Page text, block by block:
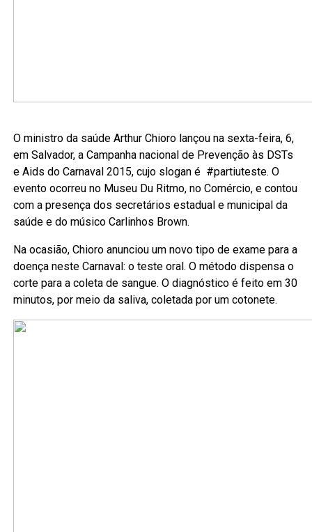
O ministro da saúde Arthur Chioro lançou na sexta-feira, 6,
em Salvador, a Campanha nacional de Prevenção às DSTs
e Aids do Carnaval 2015, cujo slogan é #partiuteste. O
evento ocorreu no Museu Du Ritmo, no Comércio, e contou
com a presença dos secretários estadual e municipal da
saúde e do músico Carlinhos Brown.
Na ocasião, Chioro anunciou um novo tipo de exame para a
doença neste Carnaval: o teste oral. O método dispensa o
corte para a coleta de sangue. O diagnóstico é feito em 30
minutos, por meio da saliva, coletada por um cotonete.